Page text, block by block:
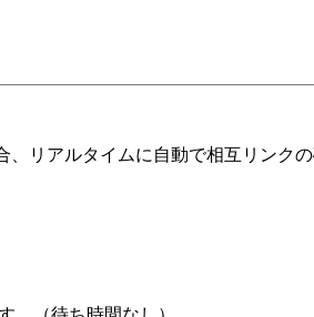
リアルタイムに自動で相互リンク